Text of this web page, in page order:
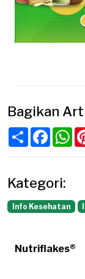
Bagikan
Share
Kategori:
Info Kesehatan
Nutriflakes®